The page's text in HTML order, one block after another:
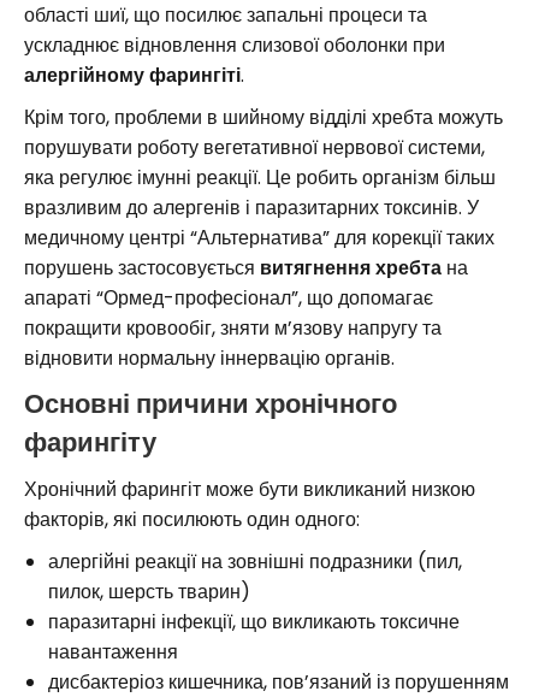
області шиї, що посилює запальні процеси та
ускладнює відновлення слизової оболонки при
алергійному фарингіті.
Крім того, проблеми в шийному відділі хребта можуть
порушувати роботу вегетативної нервової системи,
яка регулює імунні реакції. Це робить організм більш
вразливим до алергенів і паразитарних токсинів. У
медичному центрі “Альтернатива” для корекції таких
порушень застосовується витягнення хребта на
апараті “Ормед-професіонал”, що допомагає
покращити кровообіг, зняти м’язову напругу та
відновити нормальну іннервацію органів.
Основні причини хронічного
фарингіту
Хронічний фарингіт може бути викликаний низкою
факторів, які посилюють один одного:
алергійні реакції на зовнішні подразники (пил,
пилок, шерсть тварин)
паразитарні інфекції, що викликають токсичне
навантаження
дисбактеріоз кишечника, пов’язаний із порушенням